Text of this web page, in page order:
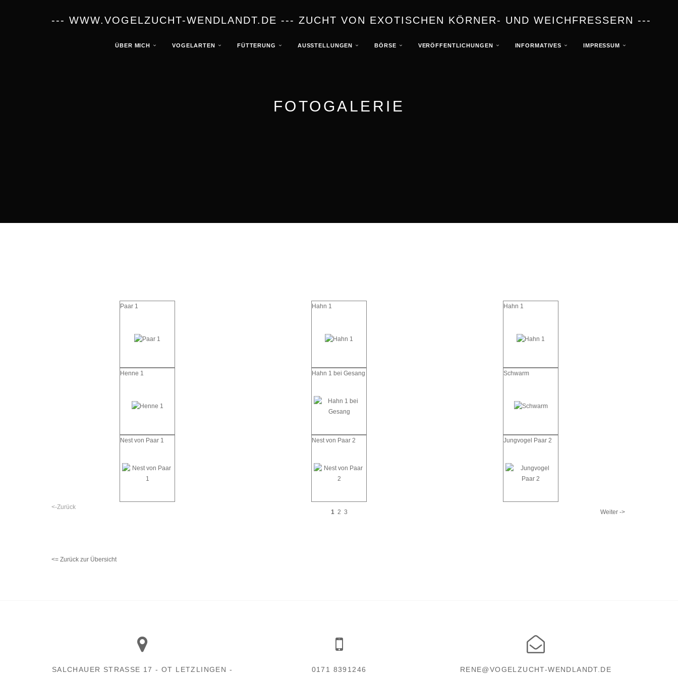
--- WWW.VOGELZUCHT-WENDLANDT.DE --- ZUCHT VON EXOTISCHEN KÖRNER- UND WEICHFRESSERN ---
ÜBER MICH VOGELARTEN FÜTTERUNG AUSSTELLUNGEN BÖRSE VERÖFFENTLICHUNGEN INFORMATIVES IMPRESSUM
FOTOGALERIE
Paar 1 Hahn 1 Hahn 1
Henne 1 Hahn 1 bei Gesang Schwarm
Nest von Paar 1 Nest von Paar 2 Jungvogel Paar 2
<-Zurück
1 2 3 Weiter ->
<= Zurück zur Übersicht
SALCHAUER STRASSE 17 - OT LETZLINGEN - 3 0171 8391246 RENE@VOGELZUCHT-WENDLANDT.DE